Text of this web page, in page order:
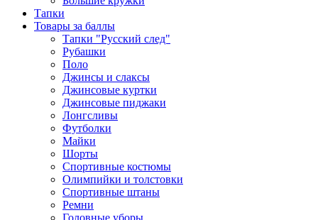
Тапки
Товары за баллы
Тапки "Русский след"
Рубашки
Поло
Джинсы и слаксы
Джинсовые куртки
Джинсовые пиджаки
Лонгсливы
Футболки
Майки
Шорты
Спортивные костюмы
Олимпийки и толстовки
Спортивные штаны
Ремни
Головные уборы